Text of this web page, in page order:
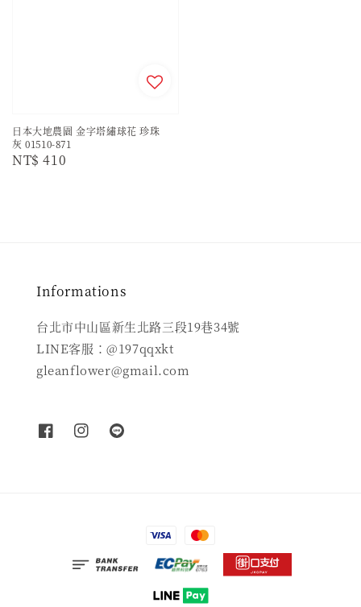
日本大地農園 金字塔繡球花 珍珠
灰 01510-871
Regular
NT$ 410
Informations
台北市中山區新生北路三段19巷34號
LINE客服：@197qqxkt
gleanflower@gmail.com